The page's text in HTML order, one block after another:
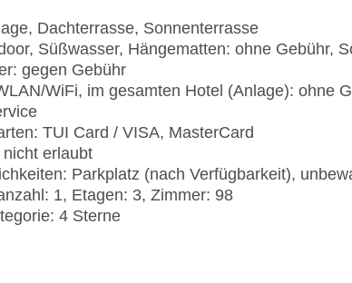
Dachterrasse, Sonnenterrasse
Süßwasser, Hängematten: ohne Gebühr,
gegen Gebühr
WiFi, im gesamten Hotel (Anlage): ohne
TUI Card / VISA, MasterCard
erlaubt
Parkplatz (nach Verfügbarkeit),
1, Etagen: 3, Zimmer: 98
4 Sterne